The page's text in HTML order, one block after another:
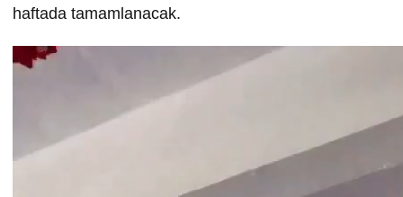
haftada tamamlanacak.